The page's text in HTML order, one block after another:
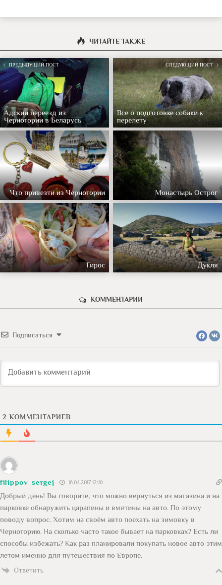
ЧИТАЙТЕ ТАКЖЕ
ПРЕДЫДУЩИЙ ПОСТ
Адский переезд из
Черногории в Беларусь
СЛЕДУЮЩИЙ ПОСТ
Все о подготовке собаки к
перелету
Что привезти из Черногории Монастырь Острог
Гирос Дукля
КОММЕНТАРИИ
Подписаться
2 КОММЕНТАРИЕВ
filippov_sergej 16.04.2017 12:10
Добрый день! Вы говорите, что можно вернуться из магазина и на
парковке обнаружить царапины и вмятины на авто. По этому
поводу вопрос. Хотим на своём авто поехать на зимовку в
Черногорию. На сколько часто такое бывает на парковках? Есть ли
способы избежать? Как раз планировали покупать новое авто этим
летом именно для путешествия по Европе.
Ответить